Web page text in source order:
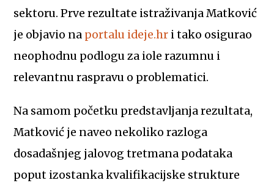
sektoru. Prve rezultate istraživanja Matković
je objavio na portalu ideje.hr i tako osigurao
neophodnu podlogu za iole razumnu i
relevantnu raspravu o problematici.
Na samom početku predstavljanja rezultata,
Matković je naveo nekoliko razloga
dosadašnjeg jalovog tretmana podataka
poput izostanka kvalifikacijske strukture